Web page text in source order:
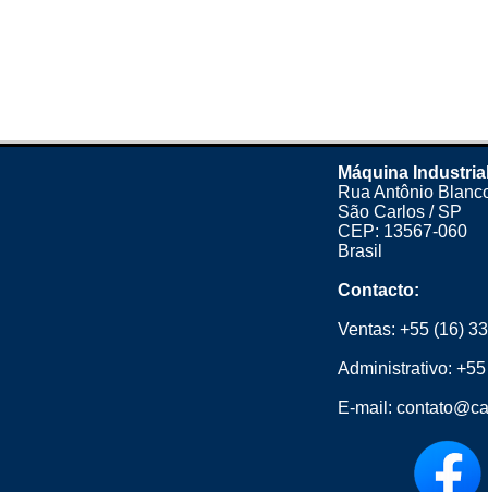
Máquina
Rua Antônio
São Carlos / SP
CEP: 13567-060
Brasil
Contacto:
Ventas: +55 (16)
Administrativo:
E-mail: